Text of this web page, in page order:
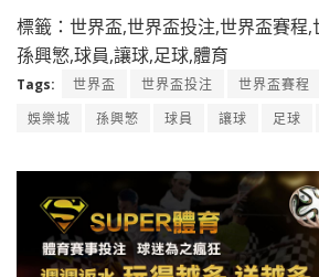
標籤：世界盃,世界盃投注,世界盃賽程,
孫興慜,球員,讓球,足球,體育
Tags: 世界盃 世界盃投注 世界盃賽程
娛樂城
孫興慜 球員 讓球 足球